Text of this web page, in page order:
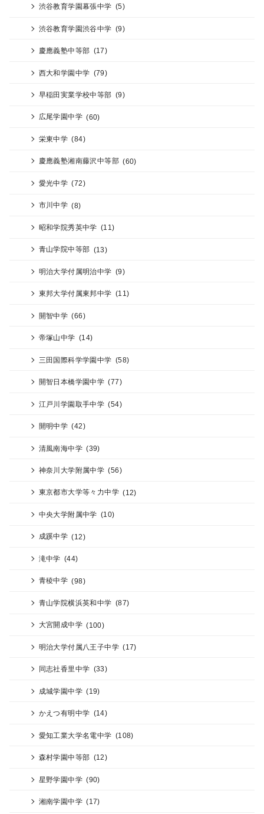
渋谷教育学園幕張中学 (5)
渋谷教育学園渋谷中学 (9)
慶應義塾中等部 (17)
西大和学園中学 (79)
早稲田実業学校中等部 (9)
広尾学園中学 (60)
栄東中学 (84)
慶應義塾湘南藤沢中等部 (60)
愛光中学 (72)
市川中学 (8)
昭和学院秀英中学 (11)
青山学院中等部 (13)
明治大学付属明治中学 (9)
東邦大学付属東邦中学 (11)
開智中学 (66)
帝塚山中学 (14)
三田国際科学学園中学 (58)
開智日本橋学園中学 (77)
江戸川学園取手中学 (54)
開明中学 (42)
清風南海中学 (39)
神奈川大学附属中学 (56)
東京都市大学等々力中学 (12)
中央大学附属中学 (10)
成蹊中学 (12)
滝中学 (44)
青稜中学 (98)
青山学院横浜英和中学 (87)
大宮開成中学 (100)
明治大学付属八王子中学 (17)
同志社香里中学 (33)
成城学園中学 (19)
かえつ有明中学 (14)
愛知工業大学名電中学 (108)
森村学園中等部 (12)
星野学園中学 (90)
湘南学園中学 (17)